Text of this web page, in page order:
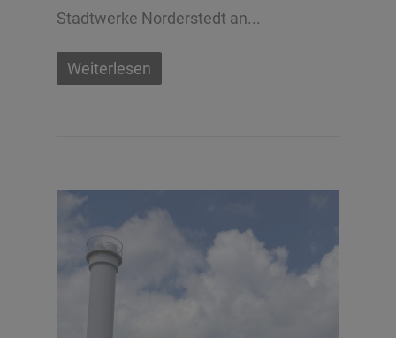
Stadtwerke Norderstedt an...
Weiterlesen